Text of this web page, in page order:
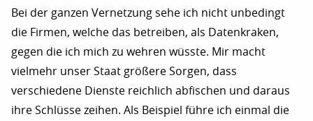
Bei der ganzen Vernetzung sehe ich nicht unbedingt
die Firmen, welche das betreiben, als Datenkraken,
gegen die ich mich zu wehren wüsste. Mir macht
vielmehr unser Staat größere Sorgen, dass
verschiedene Dienste reichlich abfischen und daraus
ihre Schlüsse zeihen. Als Beispiel führe ich einmal die